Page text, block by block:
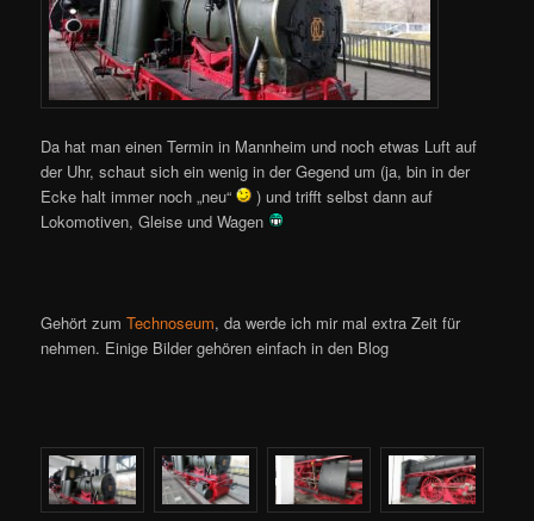
Da hat man einen Termin in Mannheim und noch etwas Luft auf
der Uhr, schaut sich ein wenig in der Gegend um (ja, bin in der
Ecke halt immer noch „neu“
) und trifft selbst dann auf
Lokomotiven, Gleise und Wagen
Gehört zum Technoseum, da werde ich mir mal extra Zeit für
nehmen. Einige Bilder gehören einfach in den Blog